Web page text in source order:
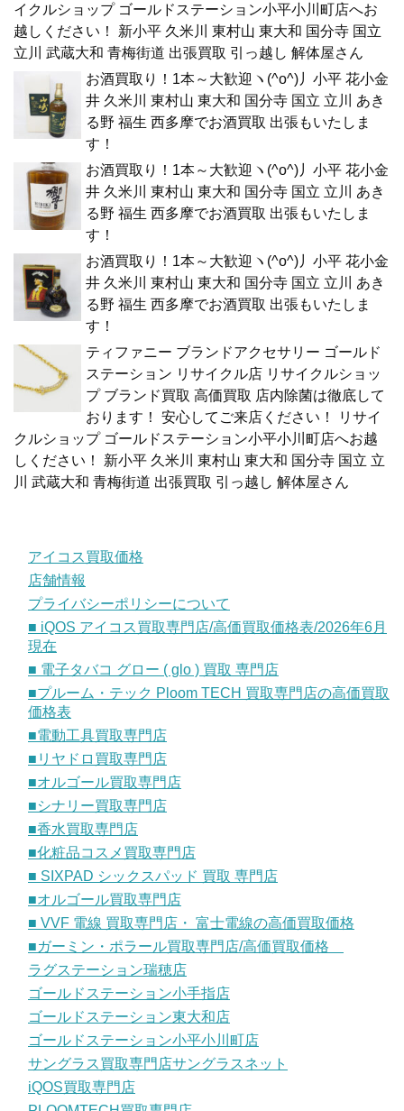
イクルショップ ゴールドステーション小平小川町店へお
越しください！ 新小平 久米川 東村山 東大和 国分寺 国立
立川 武蔵大和 青梅街道 出張買取 引っ越し 解体屋さん
お酒買取り！1本～大歓迎ヽ(^o^)丿小平 花小金
井 久米川 東村山 東大和 国分寺 国立 立川 あき
る野 福生 西多摩でお酒買取 出張もいたしま
す！
お酒買取り！1本～大歓迎ヽ(^o^)丿小平 花小金
井 久米川 東村山 東大和 国分寺 国立 立川 あき
る野 福生 西多摩でお酒買取 出張もいたしま
す！
お酒買取り！1本～大歓迎ヽ(^o^)丿小平 花小金
井 久米川 東村山 東大和 国分寺 国立 立川 あき
る野 福生 西多摩でお酒買取 出張もいたしま
す！
ティファニー ブランドアクセサリー ゴールド
ステーション リサイクル店 リサイクルショッ
プ ブランド買取 高価買取 店内除菌は徹底して
おります！ 安心してご来店ください！ リサイ
クルショップ ゴールドステーション小平小川町店へお越
しください！ 新小平 久米川 東村山 東大和 国分寺 国立 立
川 武蔵大和 青梅街道 出張買取 引っ越し 解体屋さん
アイコス買取価格
店舗情報
プライバシーポリシーについて
■ iQOS アイコス買取専門店/高価買取価格表/2026年6月
現在
■ 電子タバコ グロー ( glo ) 買取 専門店
■プルーム・テック Ploom TECH 買取専門店の高価買取
価格表
■電動工具買取専門店
■リヤドロ買取専門店
■オルゴール買取専門店
■シナリー買取専門店
■香水買取専門店
■化粧品コスメ買取専門店
■ SIXPAD シックスパッド 買取 専門店
■オルゴール買取専門店
■ VVF 電線 買取専門店・ 富士電線の高価買取価格
■ガーミン・ポラール買取専門店/高価買取価格
ラグステーション瑞穂店
ゴールドステーション小手指店
ゴールドステーション東大和店
ゴールドステーション小平小川町店
サングラス買取専門店サングラスネット
iQOS買取専門店